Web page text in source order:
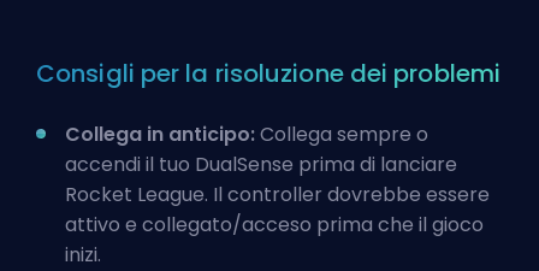
Consigli per la risoluzione dei problemi
Collega in anticipo:Collega sempre o
accendi il tuo DualSense prima di lanciare
Rocket League. Il controller dovrebbe essere
attivo e collegato/acceso prima che il gioco
inizi.